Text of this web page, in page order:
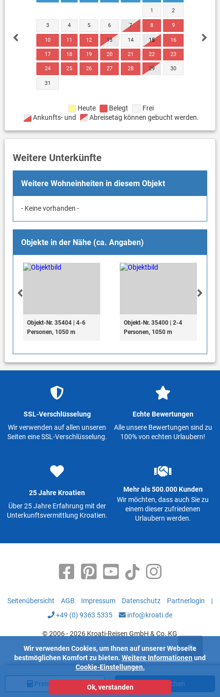
1 2
3 4 5 6 7 8 9
10 11 12 13 14 15 16
17 18 19 20 21 22 23
24 25 26 27 28 29 30
31
Heute Belegt
Frei
Ankunfts- und
Abreisetag können gebucht werden.
Weitere Unterkünfte
Weitere Wohneinheiten in diesem Objekt
- Keine vorhanden -
Objekte in der Nähe (ca. Angaben)
Objekt-Nr. 35404 | 4-6
Personen, 1050 m
Objekt-Nr. 35400 | 2-4
Personen, 1050 m
Preis Jetzt buchen
SSL-Verschlüsselung
Wir verwenden auf allen unseren
Seiten eine SSL-Verschlüsselung.
Echte Bewertungen
Alle unsere Bewertungen sind zu
100% von echten Urlaubern!
25 Jahre Kroatien
Über 25 Jahre Erfahrung mit der
Unterkunftsvermittlung Kroatien.
Mehr als 500.000 Kunden
Wir möchten, dass auch Sie zu
einem dieser zufriedenen
Urlaubern werden.
Seitenübersicht AGB Impressum Datenschutz Partnerlogin
|
+49 (0) 9363 5335
info@kroati.de
© 2006 - 2026 Kroati-Reisen GmbH & Co. KG
Wir verwenden Cookies, um Ihnen auf unserer Webseite
bestmöglichen Komfort zu bieten. Weitere Informationen und
Cookie-Einstellungen.
Ok, verstanden